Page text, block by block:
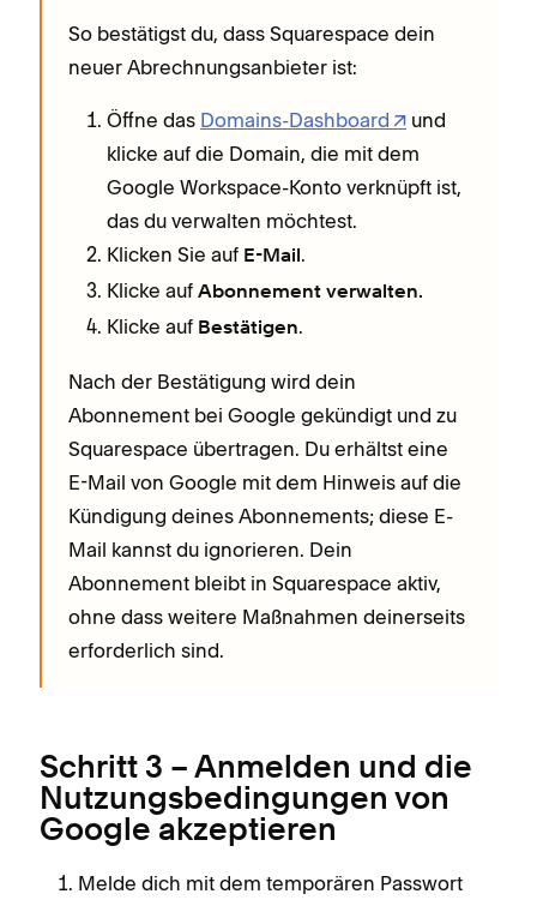
So bestätigst du, dass Squarespace dein
neuer Abrechnungsanbieter ist:
Öffne das Domains-Dashboard
und
klicke auf die Domain, die mit dem
Google Workspace-Konto verknüpft ist,
das du verwalten möchtest.
Klicken Sie auf E-Mail .
Klicke auf Abonnement verwalten.
Klicke auf Bestätigen.
Nach der Bestätigung wird dein
Abonnement bei Google gekündigt und zu
Squarespace übertragen. Du erhältst eine
E-Mail von Google mit dem Hinweis auf die
Kündigung deines Abonnements; diese E-
Mail kannst du ignorieren. Dein
Abonnement bleibt in Squarespace aktiv,
ohne dass weitere Maßnahmen deinerseits
erforderlich sind.
Schritt 3 – Anmelden und die
Nutzungsbedingungen von
Google akzeptieren
Melde dich mit dem temporären Passwort